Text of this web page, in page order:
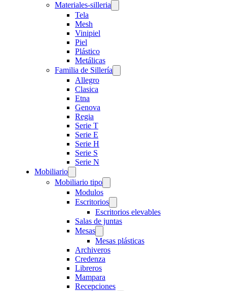
Materiales-silleria
Tela
Mesh
Vinipiel
Piel
Plástico
Metálicas
Familia de Sillería
Allegro
Clasica
Etna
Genova
Regia
Serie T
Serie E
Serie H
Serie S
Serie N
Mobiliario
Mobiliario tipo
Modulos
Escritorios
Escritorios elevables
Salas de juntas
Mesas
Mesas plásticas
Archiveros
Credenza
Libreros
Mampara
Recepciones